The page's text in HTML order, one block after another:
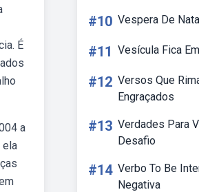
É
a
ela
#10 Vespera De
#11 Vesícula Fica
#12 Versos Que
Engraçados
#13 Verdades Para
Desafio
#14 Verbo To Be
Negativa